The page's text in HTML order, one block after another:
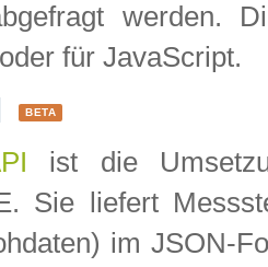
werden.
für JavaScript.
BETA
ist die
Sie liefert
im JSON-